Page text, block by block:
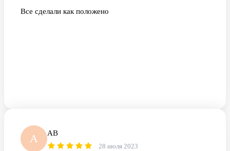
Все сделали как положено
А АВ
28 июля 2023